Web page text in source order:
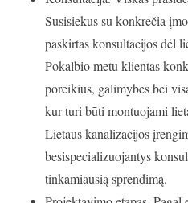
Susisiekus su konkrečia
paskirtas konsultacijos dėl
Pokalbio metu klientas
poreikius, galimybes bei
kur turi būti montuojami
Lietaus kanalizacijos
besispecializuojantys
tinkamiausią sprendimą.